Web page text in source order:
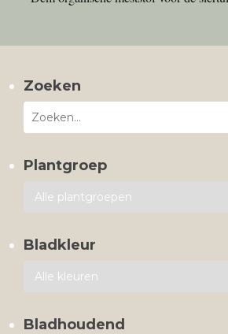
Zoeken
Plantgroep
Bladkleur
Bladhoudend